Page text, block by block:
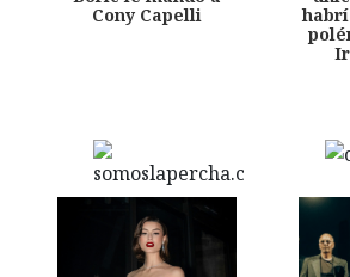
Cony Capelli